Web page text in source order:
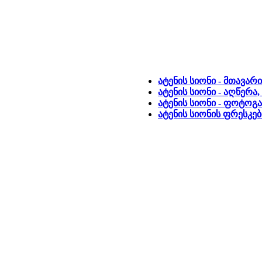
ატენის სიონი -
ატენის სიონი -
ატენის სიონი -
ატენის სიონის